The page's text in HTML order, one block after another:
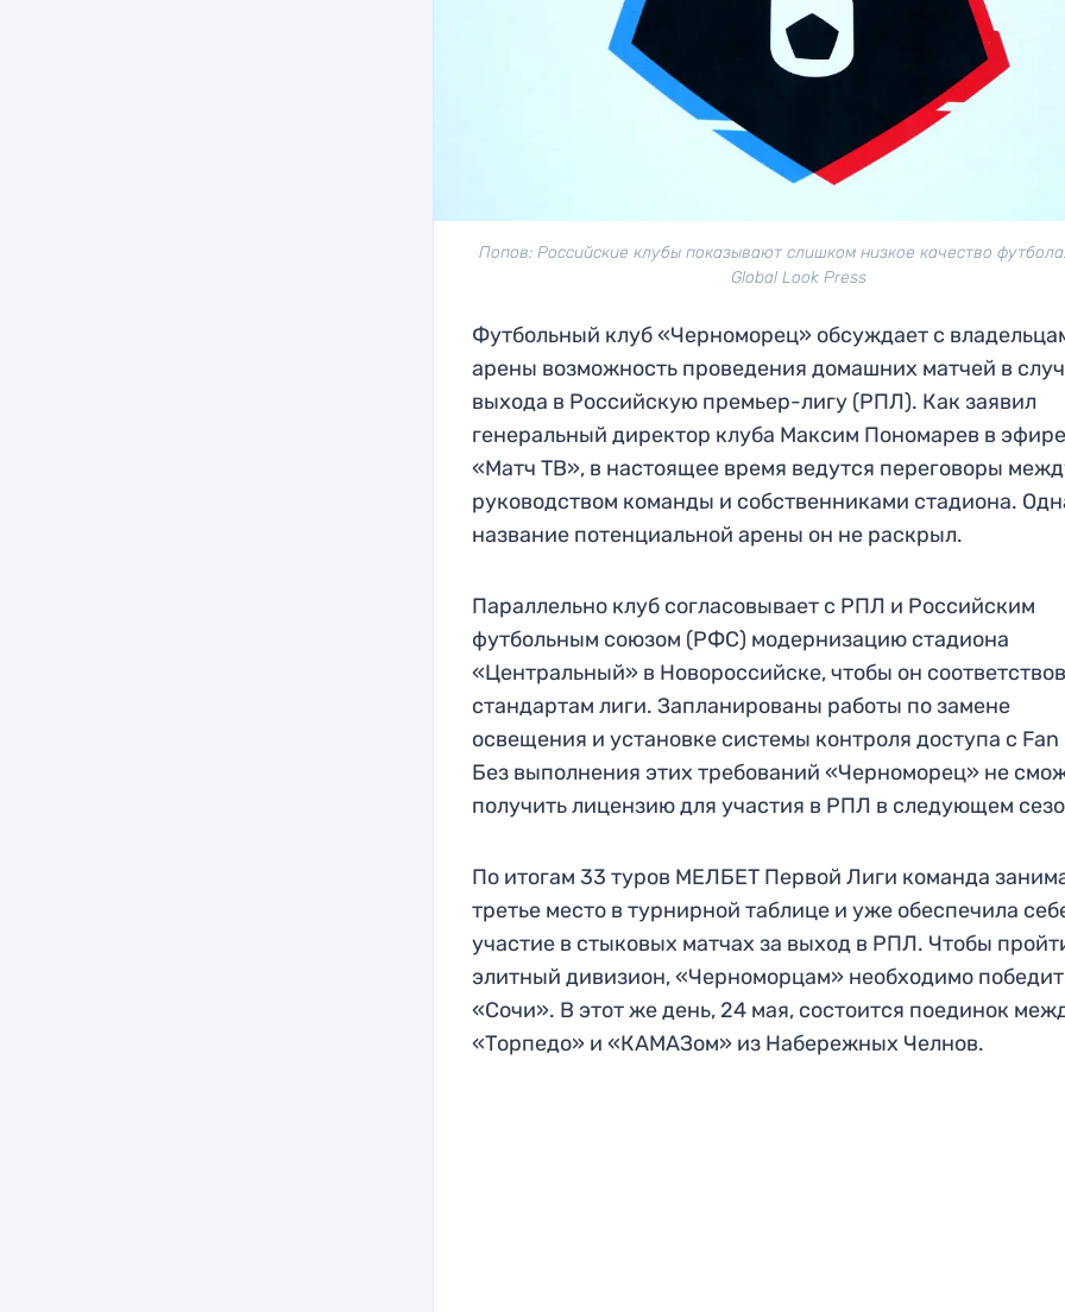
Попов: Российские клубы показывают слишком низкое качество
Global Look Press
Футбольный клуб «Черноморец» обсуждает с
арены возможность проведения домашних матчей в
выхода в Российскую премьер-лигу (РПЛ). Как заявил
генеральный директор клуба Максим Пономарев в
«Матч ТВ», в настоящее время ведутся переговоры
руководством команды и собственниками стадиона.
название потенциальной арены он не раскрыл.
Параллельно клуб согласовывает с РПЛ и Российским
футбольным союзом (РФС) модернизацию стадиона
«Центральный» в Новороссийске, чтобы он
стандартам лиги. Запланированы работы по замене
освещения и установке системы контроля доступа с Fan
Без выполнения этих требований «Черноморец» не
получить лицензию для участия в РПЛ в следующем
По итогам 33 туров МЕЛБЕТ Первой Лиги команда
третье место в турнирной таблице и уже обеспечила
участие в стыковых матчах за выход в РПЛ. Чтобы
элитный дивизион, «Черноморцам» необходимо
«Сочи». В этот же день, 24 мая, состоится поединок
«Торпедо» и «КАМАЗом» из Набережных Челнов.